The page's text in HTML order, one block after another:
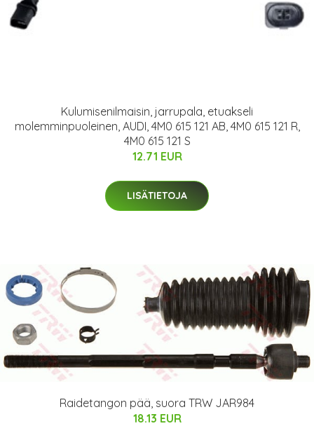
Kulumisenilmaisin, jarrupala, etuakseli
molemminpuoleinen, AUDI, 4M0 615 121 AB, 4M0 615 121 R,
4M0 615 121 S
12.71 EUR
LISÄTIETOJA
Raidetangon pää, suora TRW JAR984
18.13 EUR